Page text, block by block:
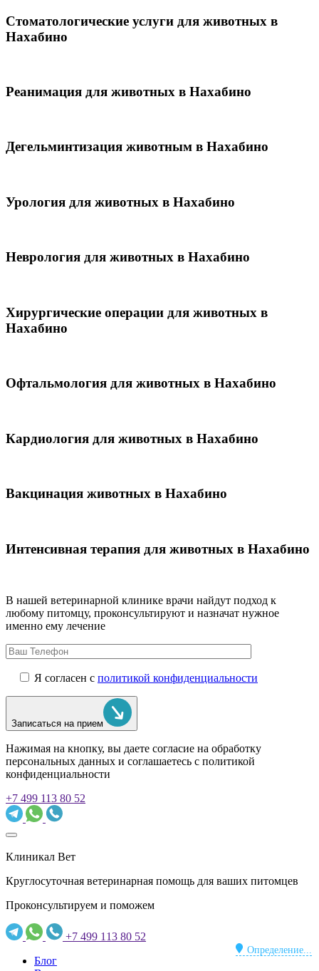
Стоматологические услуги для животных в
Нахабино
Реанимация для животных в Нахабино
Дегельминтизация животным в Нахабино
Урология для животных в Нахабино
Неврология для животных в Нахабино
Хирургические операции для животных в
Нахабино
Офтальмология для животных в Нахабино
Кардиология для животных в Нахабино
Вакцинация животных в Нахабино
Интенсивная терапия для животных в Нахабино
В нашей ветеринарной клинике врачи найдут подход к
любому питомцу, проконсультируют и назначат нужное
именно ему лечение
Я согласен с политикой конфиденциальности
Записаться на прием
Нажимая на кнопку, вы даете согласие на обработку
персональных данных и соглашаетесь c политикой
конфиденциальности
+7 499 113 80 52
Клиникал Вет
Круглосуточная ветеринарная помощь для ваших питомцев
Проконсультируем и поможем
+7 499 113 80 52
Определение...
Блог